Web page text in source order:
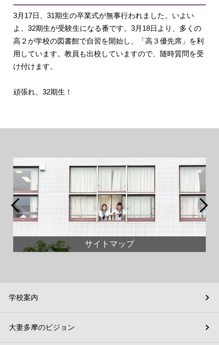
3月17日、31期生の卒業式が無事行われました。いよい
よ、32期生が受験生になる番です。3月18日より、多くの
高２が学校の図書館で自習を開始し、「高３優先席」を利
用しています。教員も出校していますので、随時質問を受
け付けます。
頑張れ、32期生！
サイトマップ
学校案内
大妻多摩のビジョン